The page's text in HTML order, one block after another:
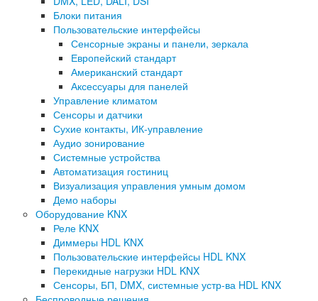
Блоки питания
Пользовательские интерфейсы
Сенсорные экраны и панели, зеркала
Европейский стандарт
Американский стандарт
Аксессуары для панелей
Управление климатом
Сенсоры и датчики
Сухие контакты, ИК-управление
Аудио зонирование
Системные устройства
Автоматизация гостиниц
Визуализация управления умным домом
Демо наборы
Оборудование KNX
Реле KNX
Диммеры HDL KNX
Пользовательские интерфейсы HDL KNX
Перекидные нагрузки HDL KNX
Сенсоры, БП, DMX, системные устр-ва HDL KNX